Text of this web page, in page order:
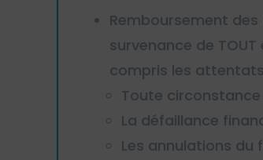
Remboursement
survenance de
compris les
Toute
La défaillance
Les annulations